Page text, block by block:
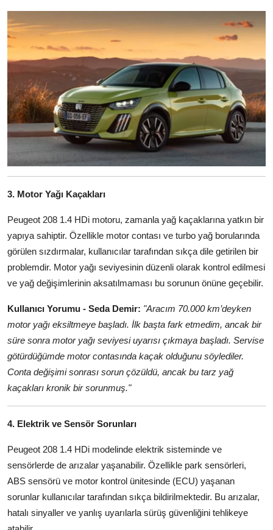
3. Motor Yağı Kaçakları
Peugeot 208 1.4 HDi motoru, zamanla yağ kaçaklarına yatkın bir
yapıya sahiptir. Özellikle motor contası ve turbo yağ borularında
görülen sızdırmalar, kullanıcılar tarafından sıkça dile getirilen bir
problemdir. Motor yağı seviyesinin düzenli olarak kontrol edilmesi
ve yağ değişimlerinin aksatılmaması bu sorunun önüne geçebilir.
Kullanıcı Yorumu - Seda Demir: "Aracım 70.000 km’deyken
motor yağı eksiltmeye başladı. İlk başta fark etmedim, ancak bir
süre sonra motor yağı seviyesi uyarısı çıkmaya başladı. Servise
götürdüğümde motor contasında kaçak olduğunu söylediler.
Conta değişimi sonrası sorun çözüldü, ancak bu tarz yağ
kaçakları kronik bir sorunmuş."
4. Elektrik ve Sensör Sorunları
Peugeot 208 1.4 HDi modelinde elektrik sisteminde ve
sensörlerde de arızalar yaşanabilir. Özellikle park sensörleri,
ABS sensörü ve motor kontrol ünitesinde (ECU) yaşanan
sorunlar kullanıcılar tarafından sıkça bildirilmektedir. Bu arızalar,
hatalı sinyaller ve yanlış uyarılarla sürüş güvenliğini tehlikeye